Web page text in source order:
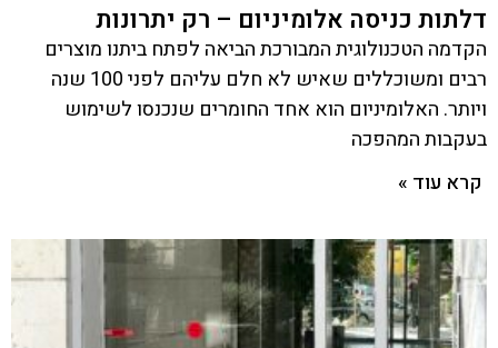
דלתות כניסה אלומיניום – רק יתרונות
הקדמה הטכנולוגית המבורכת הביאה לפתח ביתנו מוצרים
רבים ומשוכללים שאיש לא חלם עליהם לפני 100 שנה
ויותר. האלומיניום הוא אחד החומרים שנכנסו לשימוש
בעקבות המהפכה
קרא עוד »